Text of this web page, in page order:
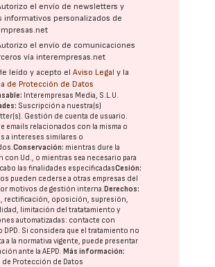
el envío de newsletters y
informativos personalizados de
el envío de comunicaciones
vía interempresas.net
leído y acepto elAviso Legal y la
de Protección de Datos
Interempresas Media, S.L.U.
Suscripción a nuestra(s)
Gestión de cuenta de usuario.
emails relacionados con la misma o
a intereses similares o
Conservación: mientras dure la
con Ud., o mientras sea necesario para
cabo las finalidades especificadasCesión:
pueden cederse a otras empresas del
motivos de gestión interna.Derechos:
rectificación, oposición, supresión,
limitación del tratatamiento y
automatizadas: contacte con
DPD. Si considera que el tratamiento no
a la normativa vigente, puede presentar
ante laAEPD.Más información:
de Protección de Datos